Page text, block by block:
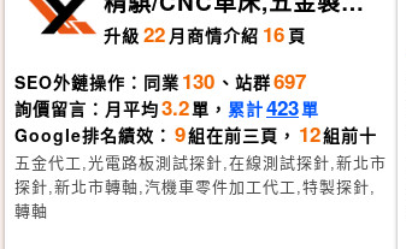
代工
升級 22 月商情介紹 16 頁
SEO外鏈操作：同業 130 、站群697
詢價留言：月平均3.2單， 累計423單
Google排名績效： 9組在前三頁， 12組前十
五金代工,光電路板測試探針,在線測試探針,新北市
探針,新北市轉軸,汽機車零件加工代工,特製探針,
轉軸